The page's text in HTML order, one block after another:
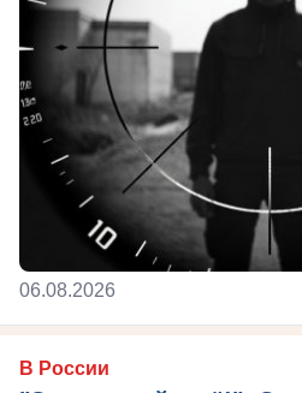
06.08.2026
В России